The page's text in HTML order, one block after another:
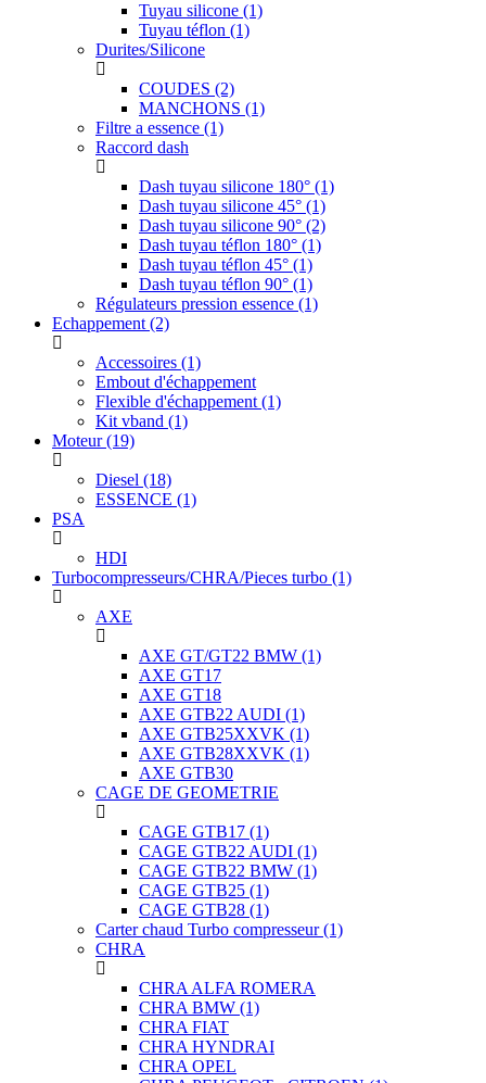
Tuyau silicone (1)
Tuyau téflon (1)
Durites/Silicone
COUDES (2)
MANCHONS (1)
Filtre a essence (1)
Raccord dash
Dash tuyau silicone 180° (1)
Dash tuyau silicone 45° (1)
Dash tuyau silicone 90° (2)
Dash tuyau téflon 180° (1)
Dash tuyau téflon 45° (1)
Dash tuyau téflon 90° (1)
Régulateurs pression essence (1)
Echappement (2)
Accessoires (1)
Embout d'échappement
Flexible d'échappement (1)
Kit vband (1)
Moteur(19)
Diesel (18)
ESSENCE (1)
PSA
HDI
Turbocompresseurs/CHRA/Pieces turbo (1)
AXE
AXE GT/GT22 BMW (1)
AXE GT17
AXE GT18
AXE GTB22 AUDI (1)
AXE GTB25XXVK (1)
AXE GTB28XXVK (1)
AXE GTB30
CAGE DE GEOMETRIE
CAGE GTB17 (1)
CAGE GTB22 AUDI (1)
CAGE GTB22 BMW (1)
CAGE GTB25 (1)
CAGE GTB28 (1)
Carter chaud Turbo compresseur(1)
CHRA
CHRA ALFA ROMERA
CHRA BMW (1)
CHRA FIAT
CHRA HYNDRAI
CHRA OPEL